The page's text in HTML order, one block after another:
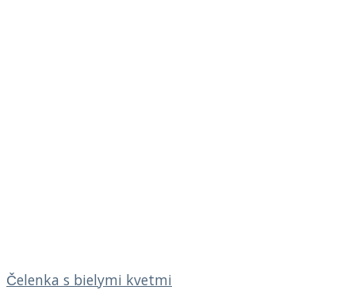
Čelenka s bielymi kvetmi